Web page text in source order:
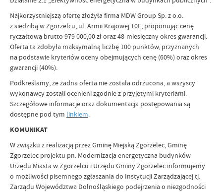
Najkorzystniejszą ofertę złożyła firma MDW Group Sp. z o.o.
z siedzibą w Zgorzelcu, ul. Armii Krajowej 10E, proponując cenę
ryczałtową brutto 979 000,00 zł oraz 48-miesięczny okres gwarancji.
Oferta ta zdobyła maksymalną liczbę 100 punktów, przyznanych
na podstawie kryteriów oceny obejmujących cenę (60%) oraz okres
gwarancji (40%).
Podkreślamy, że żadna oferta nie została odrzucona, a wszyscy
wykonawcy zostali ocenieni zgodnie z przyjętymi kryteriami.
Szczegółowe informacje oraz dokumentacja postępowania są
dostępne pod tym linkiem.
KOMUNIKAT
W związku z realizacją przez Gminę Miejską Zgorzelec, Gminę
Zgorzelec projektu pn. Modernizacja energetyczna budynków
Urzędu Miasta w Zgorzelcu i Urzędu Gminy Zgorzelec informujemy
o możliwości pisemnego zgłaszania do Instytucji Zarządzającej tj.
Zarządu Województwa Dolnośląskiego podejrzenia o niezgodności